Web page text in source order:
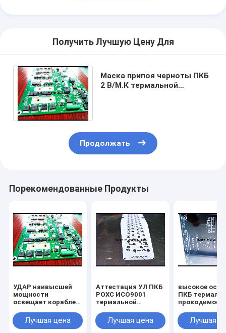
Получить Лучшую Цену Для
Маска припоя черноты ПКБ
2 В/М.К термальной
Продолжать
Порекомендованные Продукты
УДАР наивысшей
мощности
освещает кораблей
зарядную станцию
Пкб новых высокую
Лучшая цена
Аттестация УЛ ПКБ
РОХС ИСО9001
термальной
водителя СИД
высокая
Лучшая цена
высокое
ПКБ
наивысшей
мощности
Лучшая